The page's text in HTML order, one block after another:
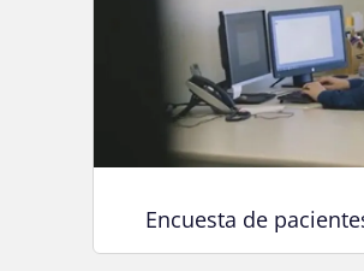
Encuesta de